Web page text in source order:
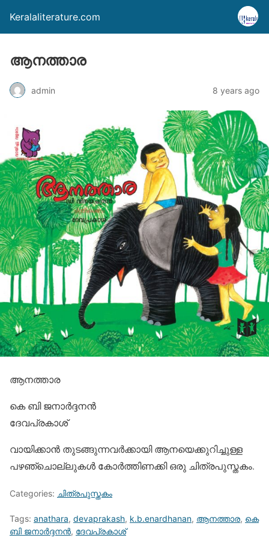
Keralaliterature.com
ആനത്താര
admin 8 years ago
ആനത്താര
കെ ബി ജനാര്‍ദ്ദനന്‍
ദേവപ്രകാശ്‌
വായിക്കാന്‍ തുടങ്ങുന്നവര്‍ക്കായി ആനയെക്കുറിച്ചുള്ള
പഴഞ്ചൊല്ലുകള്‍ കോര്‍ത്തിണക്കി ഒരു ചിത്രപുസ്തകം.
Categories: ചിത്രപുസ്തകം
Tags: anathara, devaprakash, k.b.enardhanan, ആനത്താര, കെ
ബി ജനാര്‍ദ്ദനന്‍, ദേവപ്രകാശ്‌